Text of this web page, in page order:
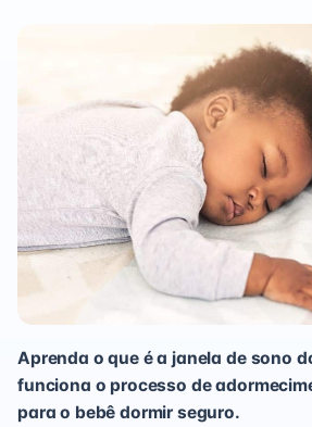
Aprenda o que é a janela de sono
funciona o processo de
para o bebê dormir seguro.